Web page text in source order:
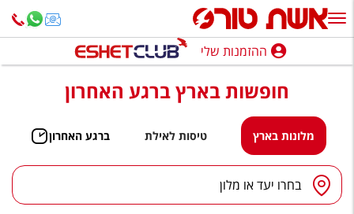
ההזמנות שלי
נופש בארץ
חופשה לפי סגנון
מלונות באילת
טיולים מאורגנים
ההזמנות שלי
חופשות בארץ ברגע האחרון
מלונות בארץ טיסות לאילת ברגע האחרון
יעד/מלון בחרו יעד או מלון